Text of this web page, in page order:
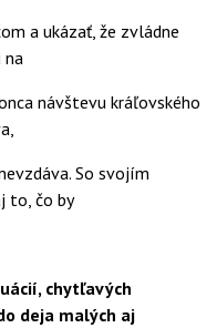
a ukázať, že zvládne
na
návštevu kráľovského
So svojím
to, čo by
chytľavých
deja malých aj